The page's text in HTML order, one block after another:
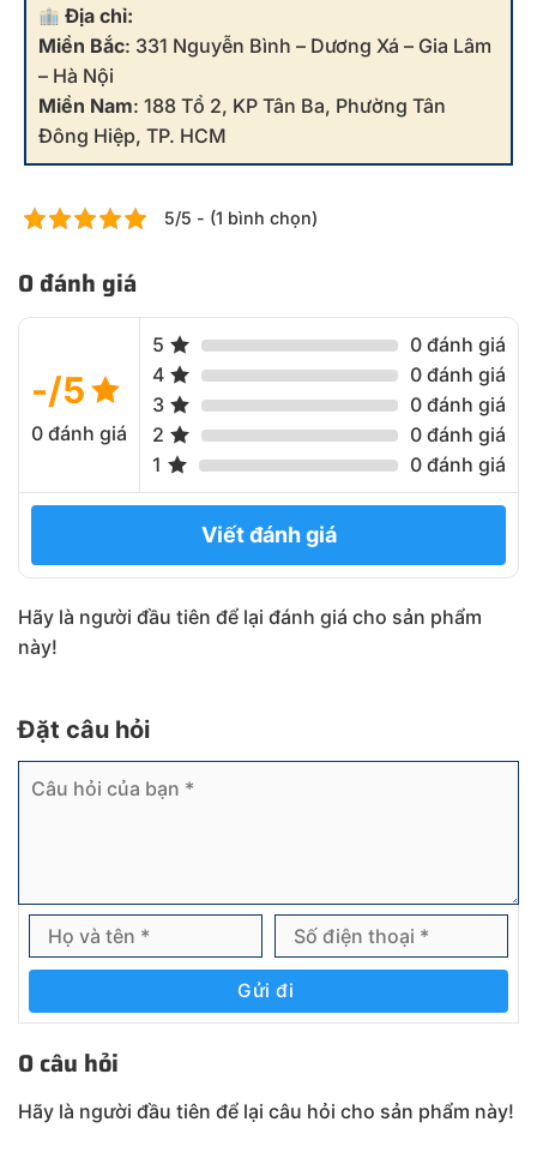
Địa chỉ:
Miền Bắc: 331 Nguyễn Bình – Dương Xá – Gia Lâm
– Hà Nội
Miền Nam: 188 Tổ 2, KP Tân Ba, Phường Tân
Đông Hiệp, TP. HCM
5/5 - (1 bình chọn)
0 đánh giá
-/5
0 đánh giá
5
0 đánh giá
4
0 đánh giá
3
0 đánh giá
2
0 đánh giá
1
0 đánh giá
Viết đánh giá
Hãy là người đầu tiên để lại đánh giá cho sản phẩm
này!
Đặt câu hỏi
Gửi đi
0 câu hỏi
Hãy là người đầu tiên để lại câu hỏi cho sản phẩm này!